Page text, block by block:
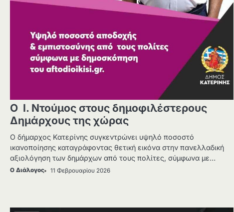
Ο Ι. Ντούμος στους δημοφιλέστερους
Δημάρχους της χώρας
Ο δήμαρχος Κατερίνης συγκεντρώνει υψηλό ποσοστό
ικανοποίησης καταγράφοντας θετική εικόνα στην πανελλαδική
αξιολόγηση των δημάρχων από τους πολίτες, σύμφωνα με…
Ο Διάλογος 11 Φεβρουαρίου 2026